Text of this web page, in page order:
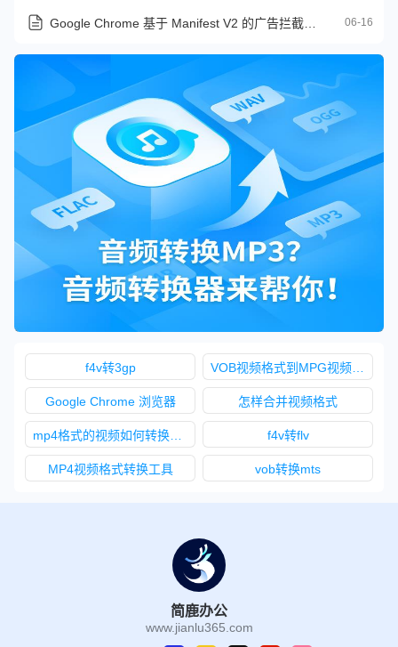
06-16
f4v转3gp
Google Chrome 浏览器 怎样合并视频格式
f4v转flv
MP4视频格式转换工具 vob转换mts
简鹿办公
www.jianlu365.com